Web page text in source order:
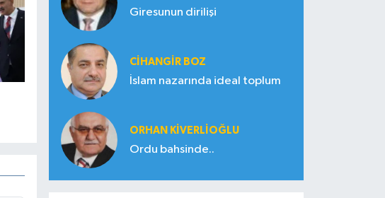
Giresunun dirilişi
CIHANGIR BOZ
İslam nazarında ideal toplum
ORHAN KIVERLIOĞLU
Ordu bahsinde..